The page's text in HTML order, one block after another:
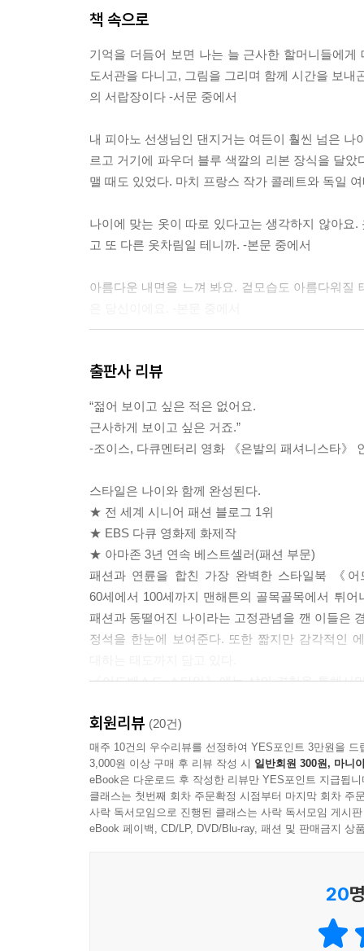
책 속으로
기억을 더듬어 보면 나는 늘 근사한 할머니들에
도서관을 다니고, 그림을 그리며 함께 시간을 보
의 서랍장이다 -서문 중에서
내 피아노 선생님인 댄지거는 여든이 훨씬 넘은
르고 거기에 파우더 블루 색깔의 리본 장식을 달
맬 때도 있었다. 마치 프랑스 작가 콜레트와 독일
나이에 맞는 옷이 따로 있다고는 생각하지 않아요
고 또 다른 옷차림일 테니까. -본문 중에서
아름다운 내면을 느껴 봐요. 겉모습도 아름다워질
추구하기보다는 우아함을 추구해요. 우아하려고
젊을 땐 다른 사람을 위해 옷을 입지요. 하지만 나
하루하루를 축복해야 해요. 절대 달력은 보지 말고.
옷차림에 너무 스트레스 받지 말아요. 패션은 즐
안해하지도 말고. 늙는 건 두려운 일이 아니야. 늙
--- 본문 중에서
출판사 리뷰
“젊어 보이고 싶은 적은 없어요.
근사하게 보이고 싶은 거죠.”
-조이스, 다큐멘터리 영화 《은발의 패셔니스타》
스타일은 나이와 함께 완성된다.
★ 전 세계 시니어 패션 블로그 1위
★ EBS 다큐 영화제 화제작
★ 아마존 3년 연속 베스트셀러(패션 부문)
패션과 연륜을 합친 가장 완벽한 스타일북 《
60세에서 100세까지 맨해튼의 골목골목에서 튀
패션과 동떨어진 나이라는 고정관념을 깬 이들은
정석을 한눈에 보여준다. 또한 짧지만 감각적인
《어드밴스드 스타일》에는 삶의 경험을 통해서
가장 스타일리시한 꽃노년들을 만나보자. 앞으로
회원리뷰 (20건)
매주 10건의 우수리뷰를 선정하여 YES포인트 3만원을 드
3,000원 이상 구매 후 리뷰 작성 시 일반회원 300원, 마니
eBook은 다운로드 후 작성한 리뷰만 YES포인트 지급됩니
클래스는 첫번째 회차 주문확정 시점부터 마지막 회차 주
사락 독서모임으로 진행된 클래스는 사락 독서모임 게시
eBook 페이백, CD/LP, DVD/Blu-ray, 패션 및 판매금지 상
20